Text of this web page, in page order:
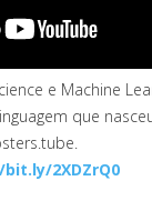
e Machine
que
2XDZrQ0